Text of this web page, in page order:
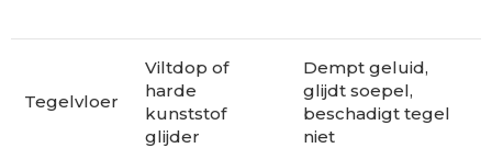
Tegelvloer
Viltdop of
harde
kunststof
glijder
Dempt geluid,
glijdt soepel,
beschadigt tegel
niet